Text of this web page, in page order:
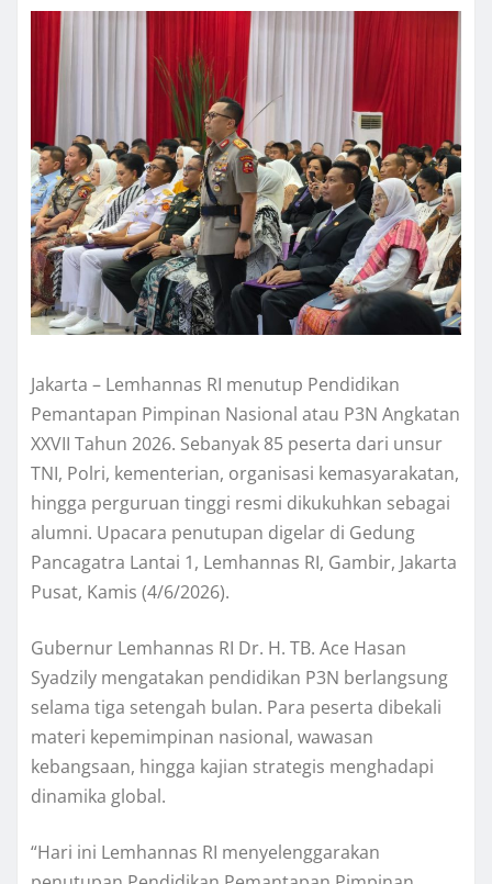
Jakarta – Lemhannas RI menutup Pendidikan
Pemantapan Pimpinan Nasional atau P3N Angkatan
XXVII Tahun 2026. Sebanyak 85 peserta dari unsur
TNI, Polri, kementerian, organisasi kemasyarakatan,
hingga perguruan tinggi resmi dikukuhkan sebagai
alumni. Upacara penutupan digelar di Gedung
Pancagatra Lantai 1, Lemhannas RI, Gambir, Jakarta
Pusat, Kamis (4/6/2026).
Gubernur Lemhannas RI Dr. H. TB. Ace Hasan
Syadzily mengatakan pendidikan P3N berlangsung
selama tiga setengah bulan. Para peserta dibekali
materi kepemimpinan nasional, wawasan
kebangsaan, hingga kajian strategis menghadapi
dinamika global.
“Hari ini Lemhannas RI menyelenggarakan